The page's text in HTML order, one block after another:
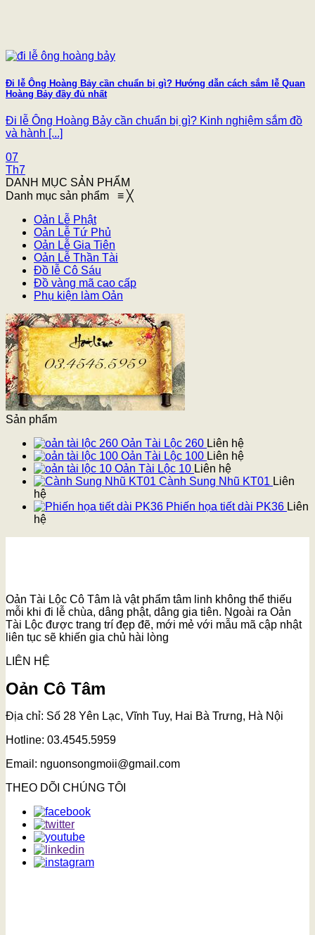
Đi lễ Ông Hoàng Bảy cần chuẩn bị gì? Hướng dẫn cách sắm lễ Quan
Hoàng Bảy đầy đủ nhất
Đi lễ Ông Hoàng Bảy cần chuẩn bị gì? Kinh nghiệm sắm đồ
và hành [...]
07
Th7
DANH MỤC SẢN PHẨM
Danh mục sản phẩm ≡ ╳
Oản Lễ Phật
Oản Lễ Tứ Phủ
Oản Lễ Gia Tiên
Oản Lễ Thần Tài
Đồ lễ Cô Sáu
Đồ vàng mã cao cấp
Phụ kiện làm Oản
Sản phẩm
Oản Tài Lộc 260 Liên hệ
Oản Tài Lộc 100 Liên hệ
Oản Tài Lộc 10 Liên hệ
Cành Sung Nhũ KT01 Liên
hệ
Phiến họa tiết dài PK36 Liên
hệ
Oản Tài Lộc Cô Tâm là vật phẩm tâm linh không thể thiếu
mỗi khi đi lễ chùa, dâng phật, dâng gia tiên. Ngoài ra Oản
Tài Lộc được trang trí đẹp đẽ, mới mẻ với mẫu mã cập nhật
liên tục sẽ khiến gia chủ hài lòng
LIÊN HỆ
Oản Cô Tâm
Địa chỉ: Số 28 Yên Lạc, Vĩnh Tuy, Hai Bà Trưng, Hà Nội
Hotline: 03.4545.5959
Email: nguonsongmoii@gmail.com
THEO DÕI CHÚNG TÔI